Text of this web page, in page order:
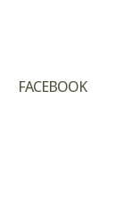
FACEBOOK